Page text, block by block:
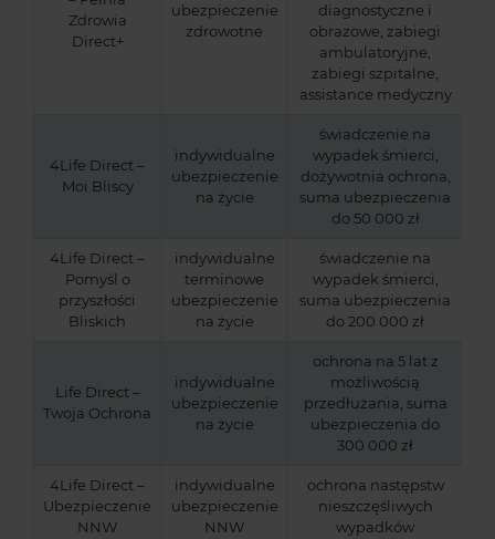
Zdrowia
Direct+
ubezpieczenie
zdrowotne
diagnostyczne i
obrazowe, zabiegi
ambulatoryjne,
zabiegi szpitalne,
assistance medyczny
4Life Direct –
Moi Bliscy
indywidualne
ubezpieczenie
na życie
świadczenie na
wypadek śmierci,
dożywotnia ochrona,
suma ubezpieczenia
do 50 000 zł
4Life Direct –
Pomyśl o
przyszłości
Bliskich
indywidualne
terminowe
ubezpieczenie
na życie
świadczenie na
wypadek śmierci,
suma ubezpieczenia
do 200 000 zł
Life Direct –
Twoja Ochrona
indywidualne
ubezpieczenie
na życie
ochrona na 5 lat z
możliwością
przedłużania, suma
ubezpieczenia do
300 000 zł
4Life Direct –
Ubezpieczenie
NNW
indywidualne
ubezpieczenie
NNW
ochrona następstw
nieszczęśliwych
wypadków